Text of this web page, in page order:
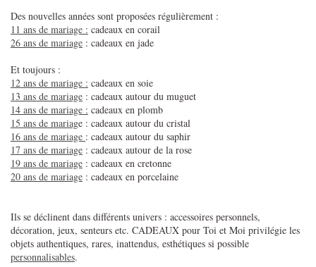
Des nouvelles années sont proposées régulièrement :
11 ans de mariage : cadeaux en corail
26 ans de mariage : cadeaux en jade
Et toujours :
12 ans de mariage : cadeaux en soie
13 ans de mariage : cadeaux autour du muguet
14 ans de mariage : cadeaux en plomb
15 ans de mariage : cadeaux autour du cristal
16 ans de mariage : cadeaux autour du saphir
17 ans de mariage : cadeaux autour de la rose
19 ans de mariage : cadeaux en cretonne
20 ans de mariage : cadeaux en porcelaine
Ils se déclinent dans différents univers : accessoires personnels,
décoration, jeux, senteurs etc. CADEAUX pour Toi et Moi privilégie les
objets authentiques, rares, inattendus, esthétiques si possible
personnalisables.